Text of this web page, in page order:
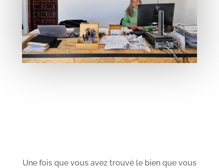
Une fois que vous avez trouvé le bien que vous